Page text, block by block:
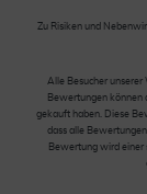
Zu Risiken und
Alle Besucher unserer
Bewertungen können
gekauft haben. Diese
dass alle Bewertungen
Bewertung wird einer